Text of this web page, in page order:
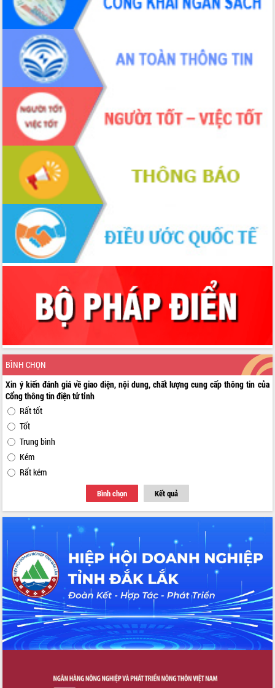
BÌNH CHỌN
Xin ý kiến đánh giá về giao diện, nội dung, chất lượng cung cấp thông tin của
Cổng thông tin điện tử tỉnh
Rất tốt
Tốt
Trung bình
Kém
Rất kém
Bình chọn Kết quả